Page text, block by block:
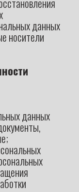
данных
носители
данных